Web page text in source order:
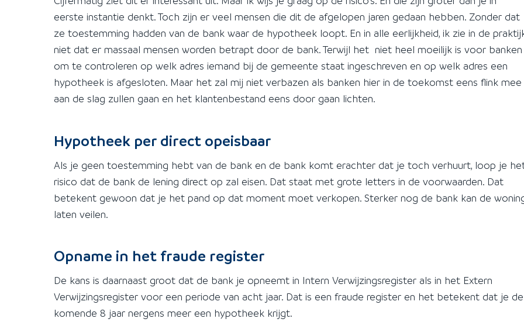
eerste instantie denkt. Toch zijn er veel mensen die dit de afgelopen jaren gedaan hebben. Zonder dat
ze toestemming hadden van de bank waar de hypotheek loopt. En in alle eerlijkheid, ik zie in de
niet dat er massaal mensen worden betrapt door de bank. Terwijl het niet heel moeilijk is voor banken
om te controleren op welk adres iemand bij de gemeente staat ingeschreven en op welk adres een
hypotheek is afgesloten. Maar het zal mij niet verbazen als banken hier in de toekomst eens flink mee
aan de slag zullen gaan en het klantenbestand eens door gaan lichten.
Hypotheek per direct opeisbaar
Als je geen toestemming hebt van de bank en de bank komt erachter dat je toch verhuurt, loop je
risico dat de bank de lening direct op zal eisen. Dat staat met grote letters in de voorwaarden. Dat
betekent gewoon dat je het pand op dat moment moet verkopen. Sterker nog de bank kan de
laten veilen.
Opname in het fraude register
De kans is daarnaast groot dat de bank je opneemt in Intern Verwijzingsregister als in het Extern
Verwijzingsregister voor een periode van acht jaar. Dat is een fraude register en het betekent dat je de
komende 8 jaar nergens meer een hypotheek krijgt.